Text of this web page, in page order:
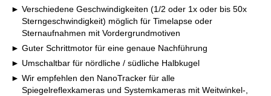
Verschiedene Geschwindigkeiten (1/2 oder 1x oder bis 50x
Sterngeschwindigkeit) möglich für Timelapse oder
Sternaufnahmen mit Vordergrundmotiven
Guter Schrittmotor für eine genaue Nachführung
Umschaltbar für nördliche / südliche Halbkugel
Wir empfehlen den NanoTracker für alle
Spiegelreflexkameras und Systemkameras mit Weitwinkel-,